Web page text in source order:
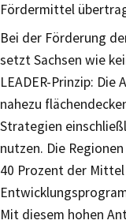
Fördermittel
Bei der Förderung
setzt Sachsen wie
LEADER-Prinzip: Die
nahezu
Strategien
nutzen. Die
40 Prozent der
Mit diesem hohen